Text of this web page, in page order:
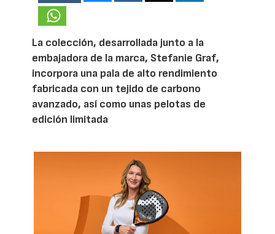
La colección, desarrollada junto a la
embajadora de la marca, Stefanie Graf,
incorpora una pala de alto rendimiento
fabricada con un tejido de carbono
avanzado, así como unas pelotas de
edición limitada